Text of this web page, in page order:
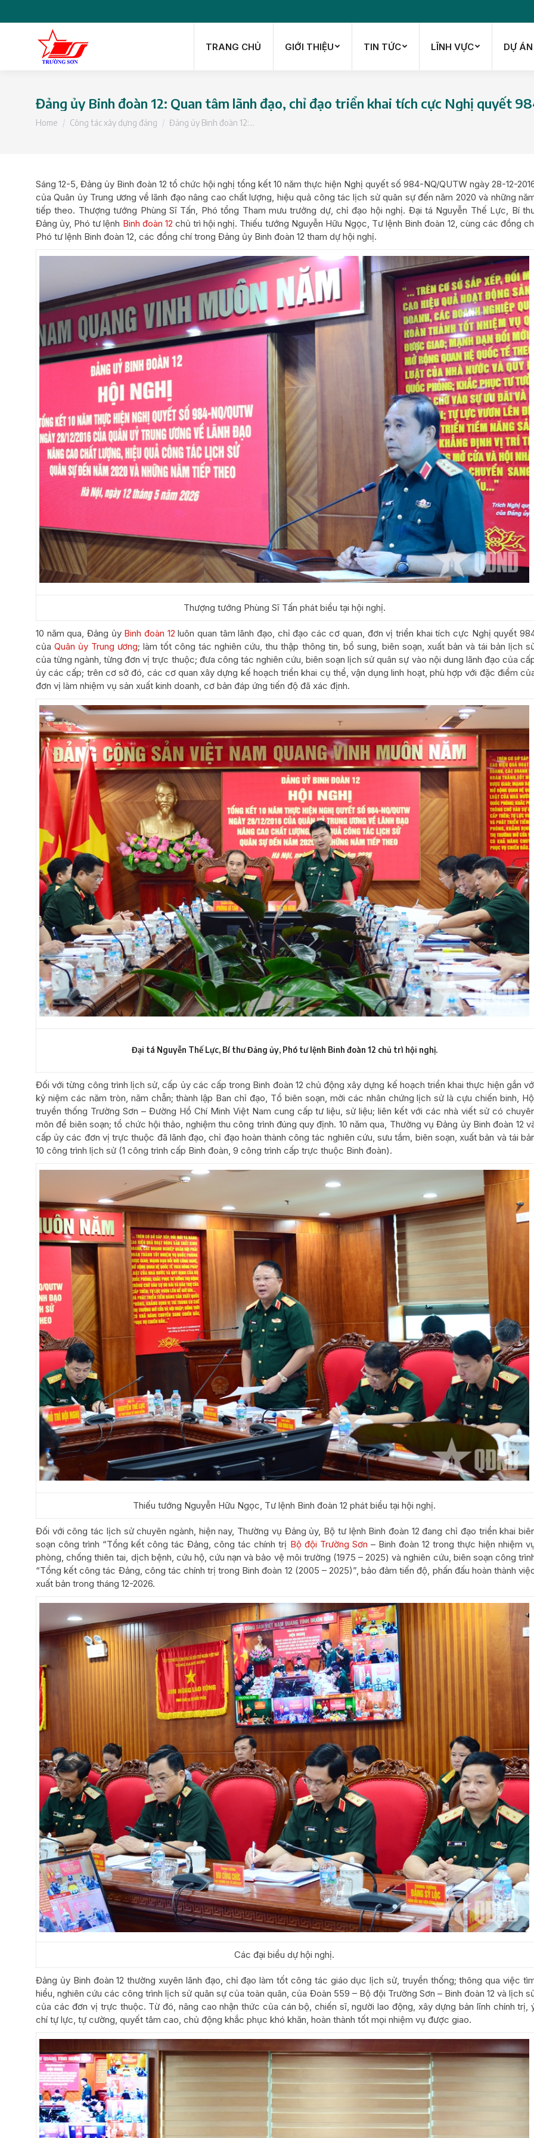
TRANG CHỦ GIỚI THIỆU TIN TỨC LĨNH VỰC DỰ ÁN
Đảng ủy Binh đoàn 12: Quan tâm lãnh đạo, chỉ đạo triển khai tích cực Nghị quyết
You are here:
Home Công tác xây dựng đảng Đảng ủy Binh đoàn 12:…
Sáng 12-5, Đảng ủy Binh đoàn 12 tổ chức hội nghị tổng kết 10 năm thực hiện Nghị quyết số 984-NQ/QUTW ngày 28-12-
của Quân ủy Trung ương về lãnh đạo nâng cao chất lượng, hiệu quả công tác lịch sử quân sự đến năm 2020 và những
tiếp theo. Thượng tướng Phùng Sĩ Tấn, Phó tổng Tham mưu trưởng dự, chỉ đạo hội nghị. Đại tá Nguyễn Thế Lực, Bí
Đảng ủy, Phó tư lệnh Binh đoàn 12 chủ trì hội nghị. Thiếu tướng Nguyễn Hữu Ngọc, Tư lệnh Binh đoàn 12, cùng các đồng
Phó tư lệnh Binh đoàn 12, các đồng chí trong Đảng ủy Binh đoàn 12 tham dự hội nghị.
Thượng tướng Phùng Sĩ Tấn phát biểu tại hội nghị.
10 năm qua, Đảng ủy Binh đoàn 12 luôn quan tâm lãnh đạo, chỉ đạo các cơ quan, đơn vị triển khai tích cực Nghị quyết
củaQuân ủy Trung ương; làm tốt công tác nghiên cứu, thu thập thông tin, bổ sung, biên soạn, xuất bản và tái bản lịch
của từng ngành, từng đơn vị trực thuộc; đưa công tác nghiên cứu, biên soạn lịch sử quân sự vào nội dung lãnh đạo của
ủy các cấp; trên cơ sở đó, các cơ quan xây dựng kế hoạch triển khai cụ thể, vận dụng linh hoạt, phù hợp với đặc điểm
đơn vị làm nhiệm vụ sản xuất kinh doanh, cơ bản đáp ứng tiến độ đã xác định.
Đại tá Nguyễn Thế Lực, Bí thư Đảng ủy, Phó tư lệnh Binh đoàn 12 chủ trì hội nghị.
Đối với từng công trình lịch sử, cấp ủy các cấp trong Binh đoàn 12 chủ động xây dựng kế hoạch triển khai thực hiện gắn
kỷ niệm các năm tròn, năm chẵn; thành lập Ban chỉ đạo, Tổ biên soạn, mời các nhân chứng lịch sử là cựu chiến binh,
truyền thống Trường Sơn – Đường Hồ Chí Minh Việt Nam cung cấp tư liệu, sử liệu; liên kết với các nhà viết sử có
môn để biên soạn; tổ chức hội thảo, nghiệm thu công trình đúng quy định. 10 năm qua, Thường vụ Đảng ủy Binh đoàn 12
cấp ủy các đơn vị trực thuộc đã lãnh đạo, chỉ đạo hoàn thành công tác nghiên cứu, sưu tầm, biên soạn, xuất bản và tái
10 công trình lịch sử (1 công trình cấp Binh đoàn, 9 công trình cấp trực thuộc Binh đoàn).
Thiếu tướng Nguyễn Hữu Ngọc, Tư lệnh Binh đoàn 12 phát biểu tại hội nghị.
Đối với công tác lịch sử chuyên ngành, hiện nay, Thường vụ Đảng ủy, Bộ tư lệnh Binh đoàn 12 đang chỉ đạo triển khai
soạn công trình “Tổng kết công tác Đảng, công tác chính trị Bộ đội Trường Sơn – Binh đoàn 12 trong thực hiện nhiệm
phòng, chống thiên tai, dịch bệnh, cứu hộ, cứu nạn và bảo vệ môi trường (1975 – 2025) và nghiên cứu, biên soạn công
“Tổng kết công tác Đảng, công tác chính trị trong Binh đoàn 12 (2005 – 2025)”, bảo đảm tiến độ, phấn đấu hoàn thành
xuất bản trong tháng 12-2026.
Các đại biểu dự hội nghị.
Đảng ủy Binh đoàn 12 thường xuyên lãnh đạo, chỉ đạo làm tốt công tác giáo dục lịch sử, truyền thống; thông qua việc
hiểu, nghiên cứu các công trình lịch sử quân sự của toàn quân, của Đoàn 559 – Bộ đội Trường Sơn – Binh đoàn 12 và lịch
của các đơn vị trực thuộc. Từ đó, nâng cao nhận thức của cán bộ, chiến sĩ, người lao động, xây dựng bản lĩnh chính trị,
chí tự lực, tự cường, quyết tâm cao, chủ động khắc phục khó khăn, hoàn thành tốt mọi nhiệm vụ được giao.
TRANG CHỦ GIỚI THIỆU TIN TỨC LĨNH VỰC DỰ ÁN